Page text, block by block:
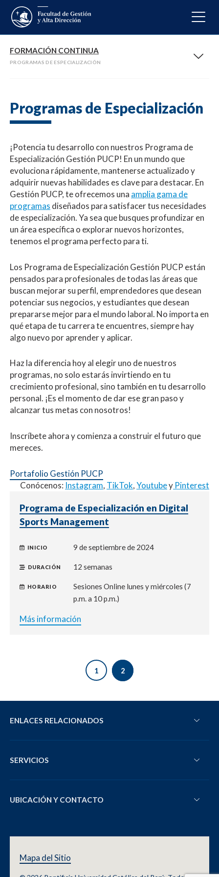
FORMACIÓN CONTINUA
PROGRAMAS DE ESPECIALIZACIÓN
Programas de Especialización
¡Potencia tu desarrollo con nuestros Programa de
Especialización Gestión PUCP! En un mundo que
evoluciona rápidamente, mantenerse actualizado y
adquirir nuevas habilidades es clave para destacar. En
Gestión PUCP, te ofrecemos una amplia gama de
programas diseñados para satisfacer tus necesidades
de especialización. Ya sea que busques profundizar en
un área específica o explorar nuevos horizontes,
tenemos el programa perfecto para ti.
Los Programa de Especialización Gestión PUCP están
pensados para profesionales de todas las áreas que
buscan mejorar su perfil, emprendedores que desean
potenciar sus negocios, y estudiantes que desean
prepararse mejor para el mundo laboral. No importa en
qué etapa de tu carrera te encuentres, siempre hay
algo nuevo por aprender y aplicar.
Haz la diferencia hoy al elegir uno de nuestros
programas, no solo estarás invirtiendo en tu
crecimiento profesional, sino también en tu desarrollo
personal. ¡Es el momento de dar ese gran paso y
alcanzar tus metas con nosotros!
Inscríbete ahora y comienza a construir el futuro que
mereces.
Portafolio Gestión PUCP
Conócenos: Instagram, TikTok,Youtubey Pinterest
Programa de Especialización en Digital
Sports Management
INICIO 9 de septiembre de 2024
DURACIÓN 12 semanas
HORARIO
Sesiones Online lunes y miércoles (7
p.m. a 10 p.m.)
Más información
1 2
ENLACES RELACIONADOS
SERVICIOS
UBICACIÓN Y CONTACTO
Mapa del Sitio